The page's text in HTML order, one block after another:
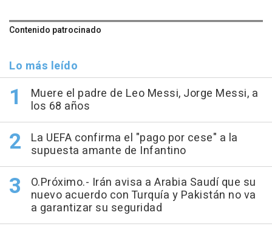
Contenido patrocinado
Lo más leído
Muere el padre de Leo Messi, Jorge Messi, a
los 68 años
La UEFA confirma el "pago por cese" a la
supuesta amante de Infantino
O.Próximo.- Irán avisa a Arabia Saudí que su
nuevo acuerdo con Turquía y Pakistán no va
a garantizar su seguridad